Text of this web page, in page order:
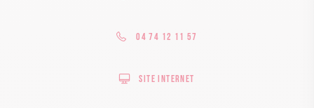
04 74 12 11 57
Site internet